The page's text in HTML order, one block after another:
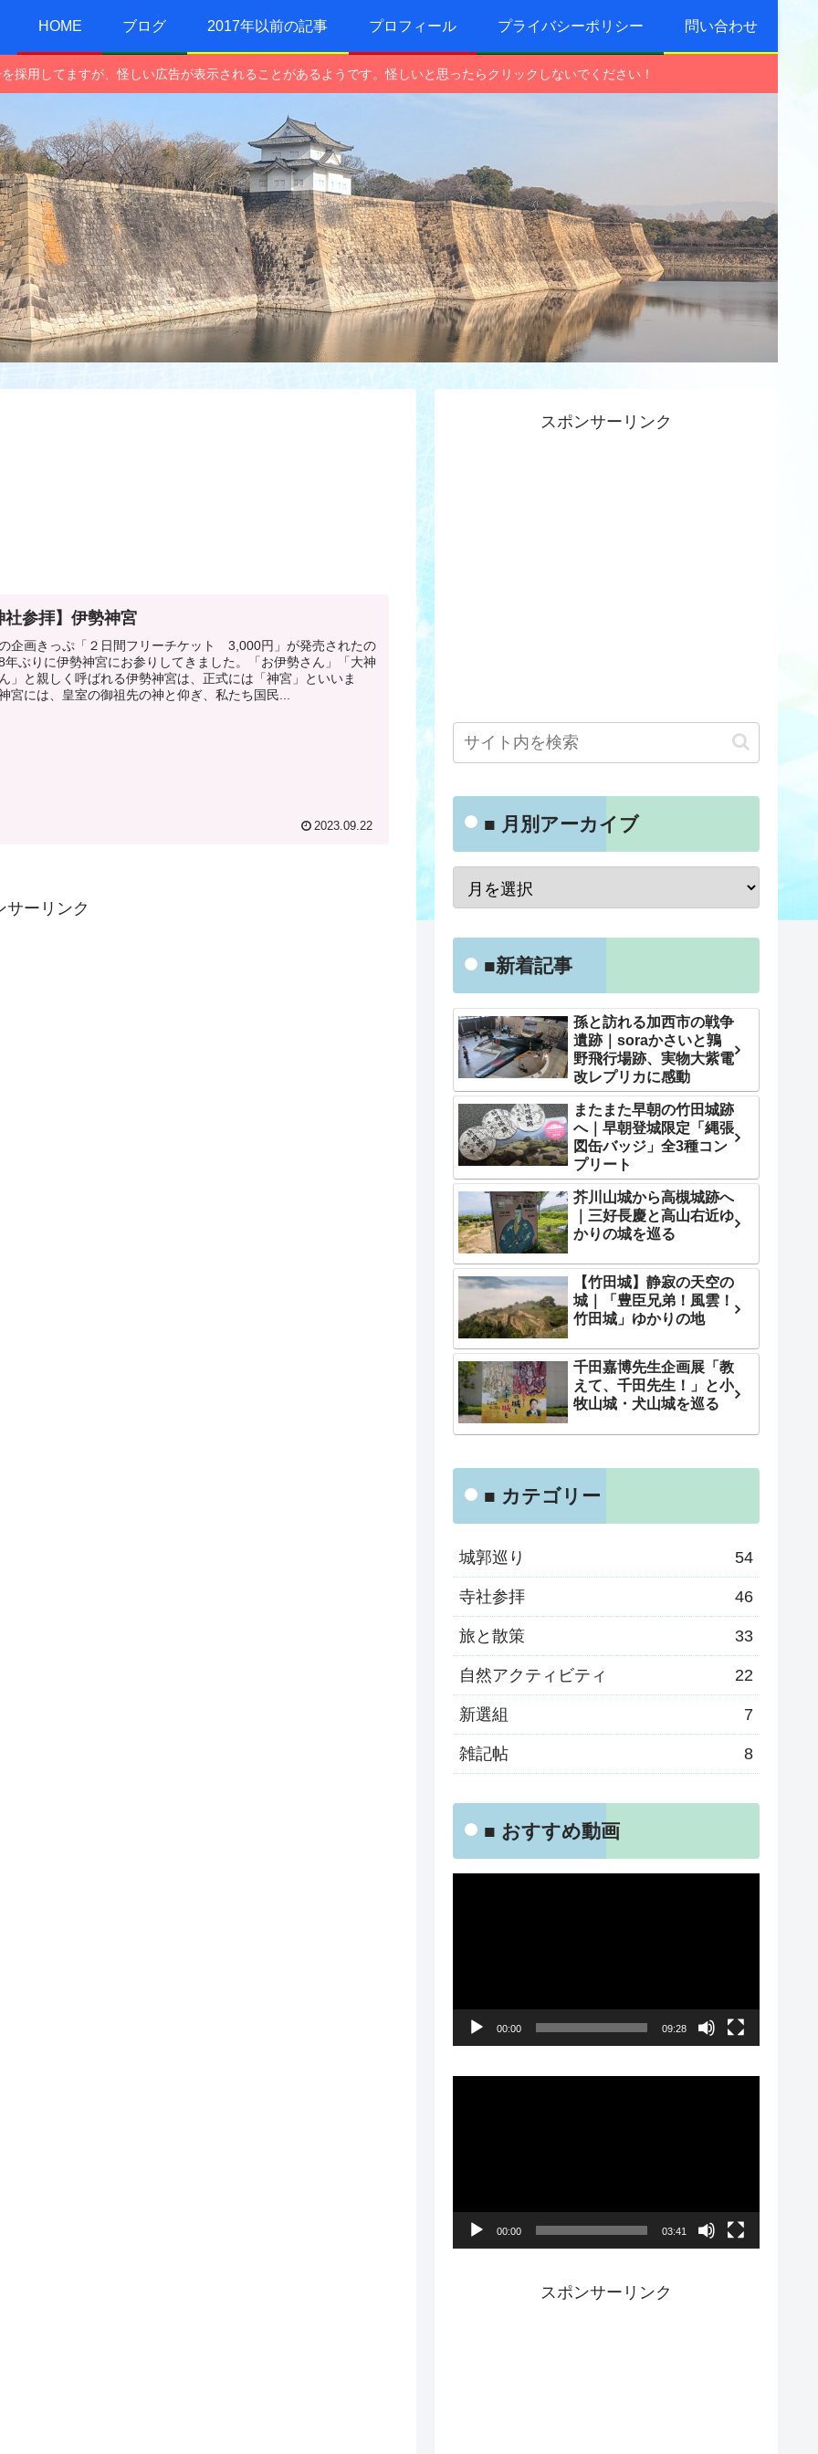
HOME ブログ 2017年以前の記事 プロフィール プライバシーポリシー 問い合わせ
採用してますが、怪しい広告が表示されることがあるようです。怪しいと思ったらクリックしないでください！
社参拝】伊勢神宮
企画きっぷ「２日間フリーチケット 3,000円」が発売されたの
年ぶりに伊勢神宮にお参りしてきました。「お伊勢さん」「大神
」と親しく呼ばれる伊勢神宮は、正式には「神宮」といいま
宮には、皇室の御祖先の神と仰ぎ、私たち国民...
2023.09.22
サーリンク
スポンサーリンク
■ 月別アーカイブ
■新着記事
孫と訪れる加西市の戦争
遺跡｜soraかさいと鶉
野飛行場跡、実物大紫電
改レプリカに感動
またまた早朝の竹田城跡
へ｜早朝登城限定「縄張
図缶バッジ」全3種コン
プリート
芥川山城から高槻城跡へ
｜三好長慶と高山右近ゆ
かりの城を巡る
【竹田城】静寂の天空の
城｜「豊臣兄弟！風雲！
竹田城」ゆかりの地
千田嘉博先生企画展「教
えて、千田先生！」と小
牧山城・犬山城を巡る
■ カテゴリー
城郭巡り 54
寺社参拝 46
旅と散策 33
自然アクティビティ 22
新選組 7
雑記帖 8
■ おすすめ動画
00:00 09:28
00:00 03:41
スポンサーリンク